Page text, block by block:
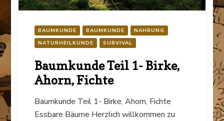
BAUMKUNDE BAUMKUNDE
NAHRUNG
NATURHEILKUNDE
SURVIVAL
Baumkunde Teil 1- Birke,
Ahorn, Fichte
Baumkunde Teil 1- Birke, Ahorn, Fichte
Essbare Bäume Herzlich willkommen zu